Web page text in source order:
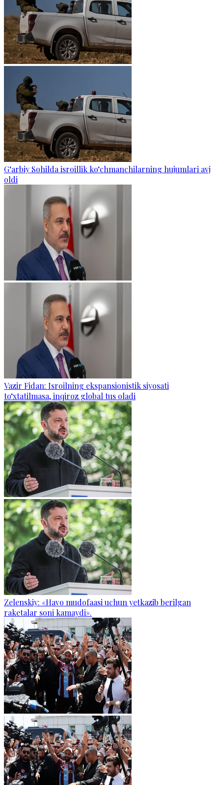
G‘arbiy Sohilda isroillik ko‘chmanchilarning hujumlari avj
oldi
Vazir Fidan: Isroilning ekspansionistik siyosati
to‘xtatilmasa, inqiroz global tus oladi
Zelenskiy: «Havo mudofaasi uchun yetkazib berilgan
raketalar soni kamaydi».